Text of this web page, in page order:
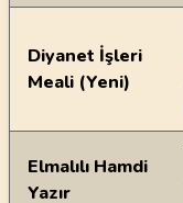
Diyanet İşleri
Meali (Yeni)
Elmalılı Hamdi
Yazır